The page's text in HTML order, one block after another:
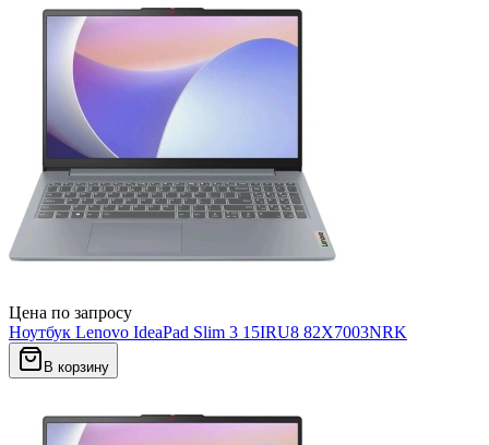
Цена по запросу
Ноутбук Lenovo IdeaPad Slim 3 15IRU8 82X7003NRK
В корзину